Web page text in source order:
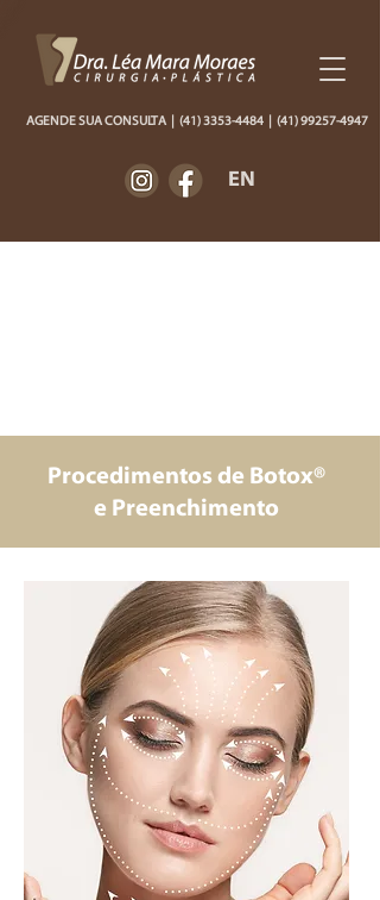
AGENDE SUA CONSULTA | (41) 3353-4484 | (41) 99257-4947
EN
Procedimentos de Botox®
e Preenchimento